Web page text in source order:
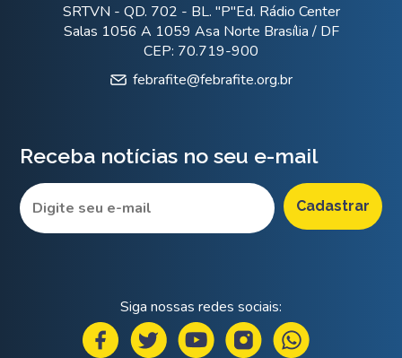
SRTVN - QD. 702 - BL. "P"Ed. Rádio Center
Salas 1056 A 1059 Asa Norte Brasília / DF
CEP: 70.719-900
febrafite@febrafite.org.br
Receba notícias no seu e-mail
Siga nossas redes sociais: